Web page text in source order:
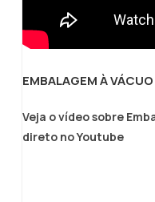
EMBALAGEM À
Veja o vídeo sobre
direto no Youtube